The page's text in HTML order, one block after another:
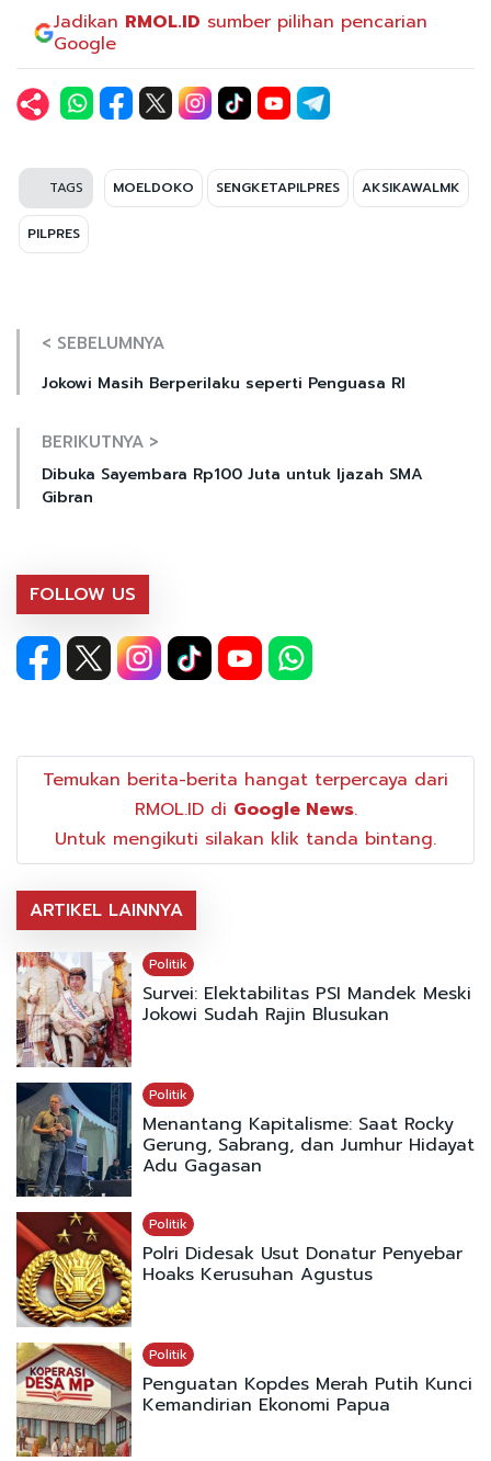
Jadikan RMOL.ID sumber pilihan pencarian
Google
TAGS MOELDOKO SENGKETAPILPRES AKSIKAWALMK
PILPRES
< SEBELUMNYA
Jokowi Masih Berperilaku seperti Penguasa RI
BERIKUTNYA >
Dibuka Sayembara Rp100 Juta untuk Ijazah SMA
Gibran
FOLLOW US
Temukan berita-berita hangat terpercaya dari
RMOL.ID di Google News.
Untuk mengikuti silakan klik tanda bintang.
ARTIKEL LAINNYA
Politik
Survei: Elektabilitas PSI Mandek Meski
Jokowi Sudah Rajin Blusukan
Politik
Menantang Kapitalisme: Saat Rocky
Gerung, Sabrang, dan Jumhur Hidayat
Adu Gagasan
Politik
Polri Didesak Usut Donatur Penyebar
Hoaks Kerusuhan Agustus
Politik
Penguatan Kopdes Merah Putih Kunci
Kemandirian Ekonomi Papua